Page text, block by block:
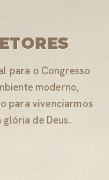
para o Congresso
moderno,
para vivenciarmos
de Deus.